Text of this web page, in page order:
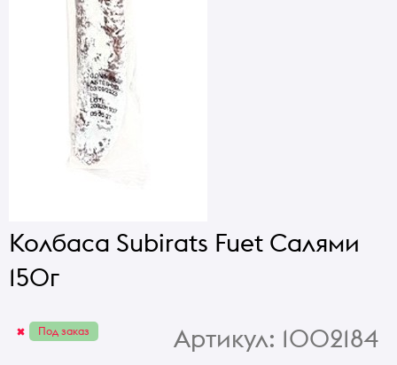
Колбаса Subirats Fuet Салями
150г
Под заказ Артикул: 1002184